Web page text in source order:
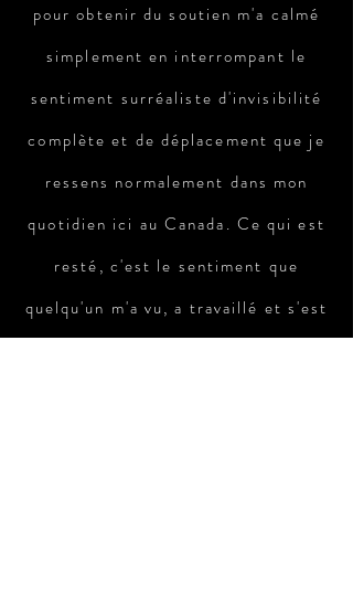
pour obtenir du soutien m'a calmé
simplement en interrompant le
sentiment surréaliste d'invisibilité
complète et de déplacement que je
ressens normalement dans mon
quotidien ici au Canada. Ce qui est
resté, c'est le sentiment que
quelqu'un m'a vu, a travaillé et s'est